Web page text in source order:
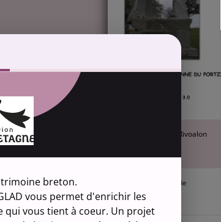
380 rue Pierre Rivoalon
Désignation actuelle
statue
breton.
vous permet d'enrichir les
qui vous tient à coeur. Un projet